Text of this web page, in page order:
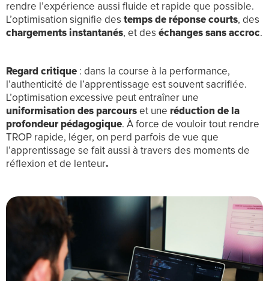
rendre l’expérience aussi fluide et rapide que possible.
L’optimisation signifie des temps de réponse courts, des
chargements instantanés, et des échanges sans accroc.
Regard critique : dans la course à la performance,
l’authenticité de l’apprentissage est souvent sacrifiée.
L’optimisation excessive peut entraîner une
uniformisation des parcours et une réduction de la
profondeur pédagogique. À force de vouloir tout rendre
TROP rapide, léger, on perd parfois de vue que
l’apprentissage se fait aussi à travers des moments de
réflexion et de lenteur.